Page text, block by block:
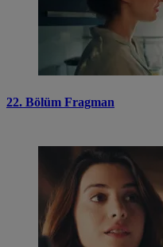
22. Bölüm Fragman